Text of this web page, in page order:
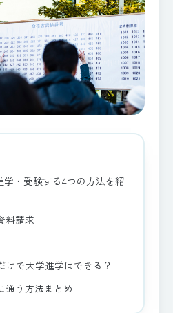
・受験する4つの方法を紹
料請求
けで大学進学はできる？
通う方法まとめ